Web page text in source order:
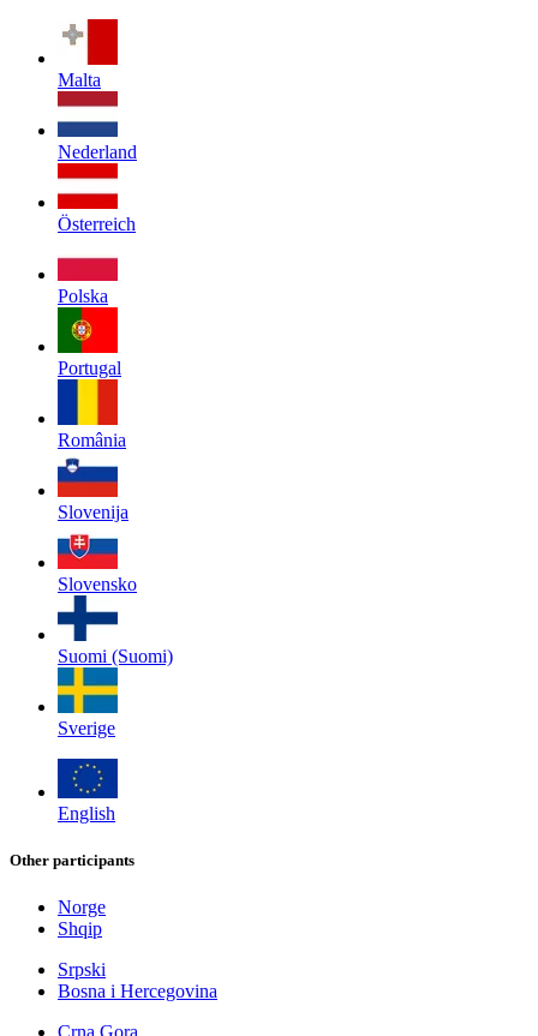
Malta
Nederland
Österreich
Polska
Portugal
România
Slovenija
Slovensko
Suomi (Suomi)
Sverige
English
Other participants
Norge
Shqip
Srpski
Bosna i Hercegovina